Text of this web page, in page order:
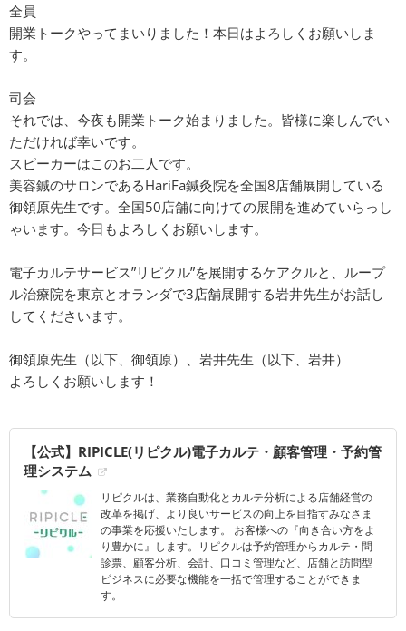
全員
開業トークやってまいりました！本日はよろしくお願いしま
す。
司会
それでは、今夜も開業トーク始まりました。皆様に楽しんでい
ただければ幸いです。
スピーカーはこのお二人です。
美容鍼のサロンであるHariFa鍼灸院を全国8店舗展開している
御領原先生です。全国50店舗に向けての展開を進めていらっし
ゃいます。今日もよろしくお願いします。
電子カルテサービス”リピクル”を展開するケアクルと、ループ
ル治療院を東京とオランダで3店舗展開する岩井先生がお話し
してくださいます。
御領原先生（以下、御領原）、岩井先生（以下、岩井）
よろしくお願いします！
【公式】RIPICLE(リピクル)電子カルテ・顧客管理・予約管
理システム
リピクルは、業務自動化とカルテ分析による店舗経営の
改革を掲げ、より良いサービスの向上を目指すみなさま
の事業を応援いたします。 お客様への『向き合い方をよ
り豊かに』します。リピクルは予約管理からカルテ・問
診票、顧客分析、会計、口コミ管理など、店舗と訪問型
ビジネスに必要な機能を一括で管理することができま
す。